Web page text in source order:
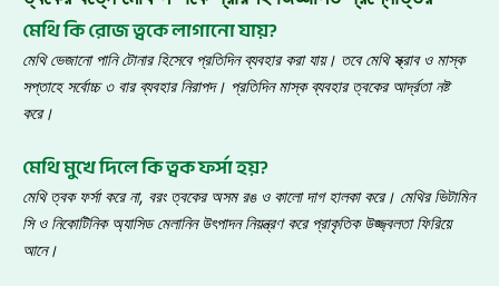
মেথি কি রোজ ত্বকে লাগানো যায়?
মেথি ভেজানো পানি টোনার হিসেবে প্রতিদিন ব্যবহার করা যায়। তবে মেথি স্ক্রাব ও মাস্ক
সপ্তাহে সর্বোচ্চ ৩ বার ব্যবহার নিরাপদ। প্রতিদিন মাস্ক ব্যবহার ত্বকের আর্দ্রতা নষ্ট
করে।
মেথি মুখে দিলে কি ত্বক ফর্সা হয়?
মেথি ত্বক ফর্সা করে না, বরং ত্বকের অসম রঙ ও কালো দাগ হালকা করে। মেথির ভিটামিন
সি ও নিকোটিনিক অ্যাসিড মেলানিন উৎপাদন নিয়ন্ত্রণ করে প্রাকৃতিক উজ্জ্বলতা ফিরিয়ে
আনে।